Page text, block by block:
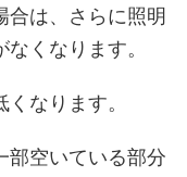
合は、さらに照明
くなります。
なります。
部空いている部分